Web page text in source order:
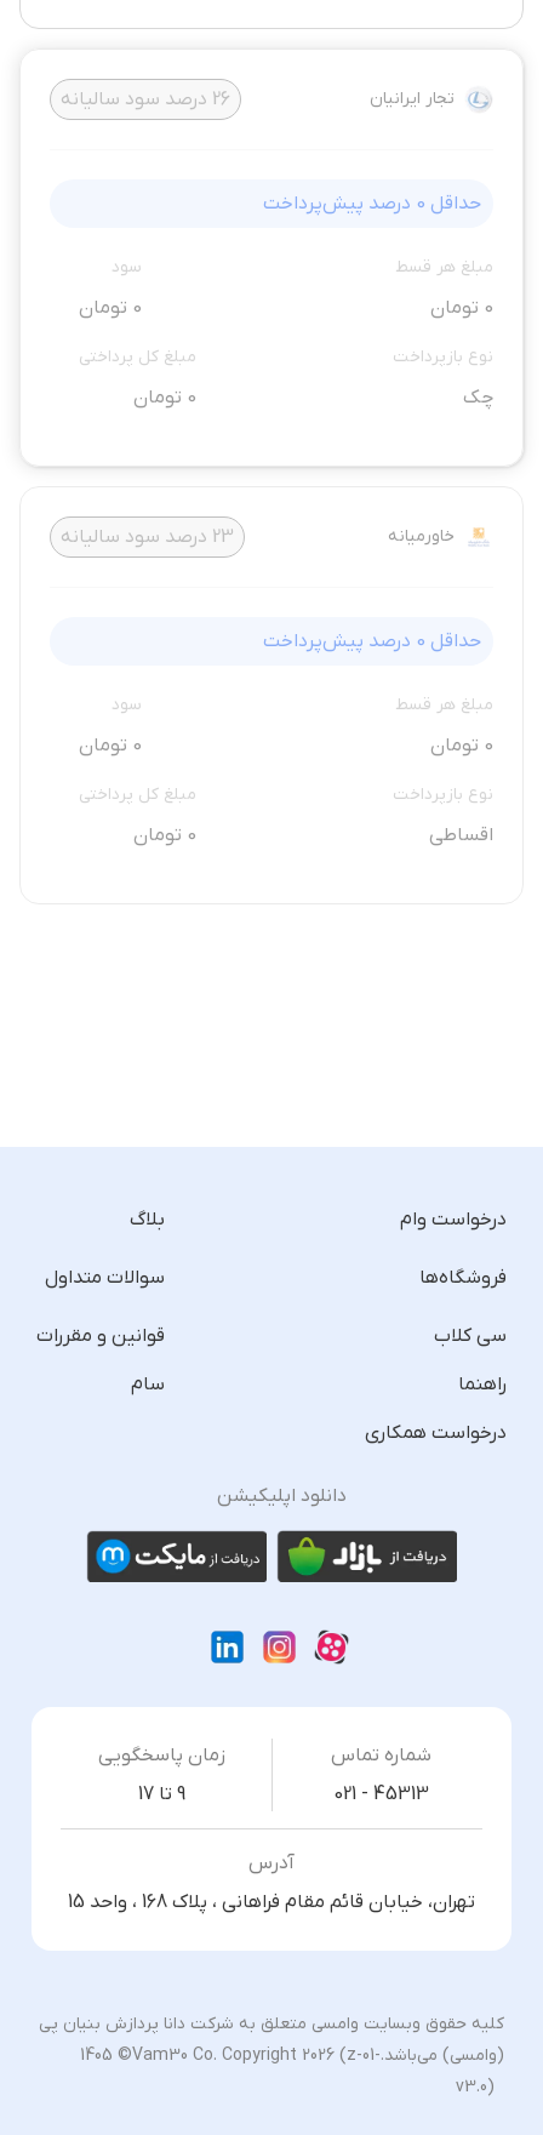
تجار ایرانیان 26 درصد سود سالیانه
حداقل 0 درصد پیش‌پرداخت
مبلغ هر قسط
0 تومان
سود
0 تومان
نوع بازپرداخت
چک
مبلغ کل پرداختی
0 تومان
خاورمیانه 23 درصد سود سالیانه
حداقل 0 درصد پیش‌پرداخت
مبلغ هر قسط
0 تومان
سود
0 تومان
نوع بازپرداخت
اقساطی
مبلغ کل پرداختی
0 تومان
درخواست وام
فروشگاه‌ها
سی کلاب
راهنما
درخواست همکاری
بلاگ
سوالات متداول
قوانین و مقررات
سام
دانلود اپلیکیشن
شماره تماس
021 - 45313
زمان پاسخگویی
9 تا 17
آدرس
تهران، خیابان قائم مقام فراهانی ، پلاک 168 ، واحد 15
کلیه حقوق وبسایت وامسی متعلق به شرکت دانا پردازش بنیان پی
(وامسی) می‌باشد.1405 ©Vam30 Co. Copyright 2026 (z-01-
v3.0)